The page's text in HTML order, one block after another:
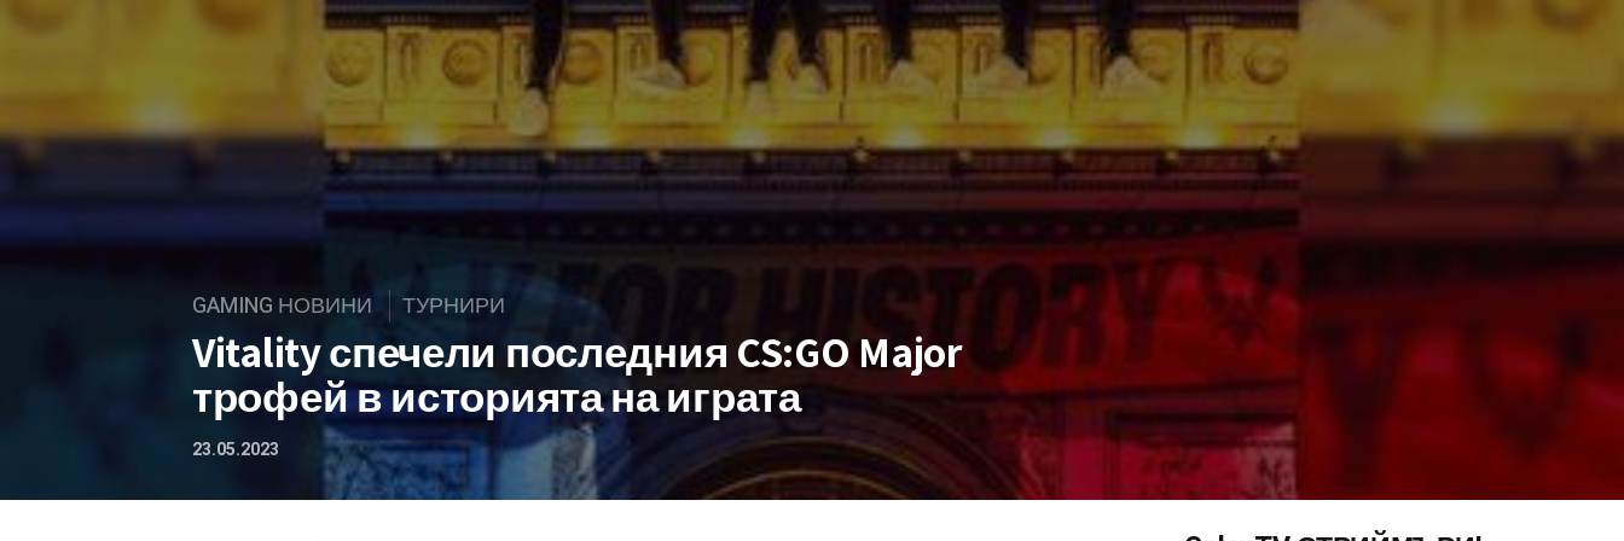
GAMING НОВИНИ ТУРНИРИ
Vitality спечели последния CS:GO Major
трофей в историята на играта
23.05.2023